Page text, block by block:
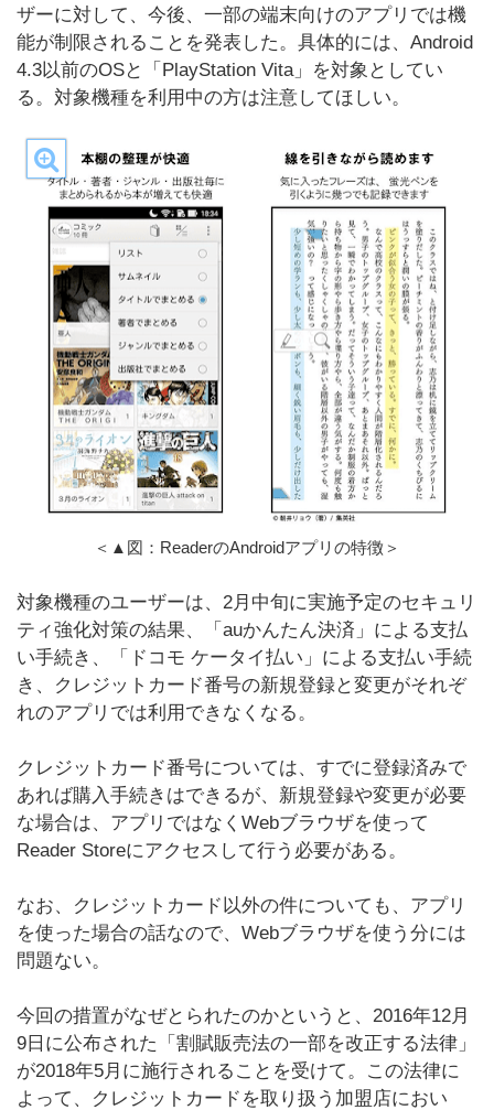
ザーに対して、今後、一部の端末向けのアプリでは機
能が制限されることを発表した。具体的には、Android
4.3以前のOSと「PlayStation Vita」を対象としてい
る。対象機種を利用中の方は注意してほしい。
＜▲図：ReaderのAndroidアプリの特徴＞
対象機種のユーザーは、2月中旬に実施予定のセキュリ
ティ強化対策の結果、「auかんたん決済」による支払
い手続き、「ドコモ ケータイ払い」による支払い手続
き、クレジットカード番号の新規登録と変更がそれぞ
れのアプリでは利用できなくなる。
クレジットカード番号については、すでに登録済みで
あれば購入手続きはできるが、新規登録や変更が必要
な場合は、アプリではなくWebブラウザを使って
Reader Storeにアクセスして行う必要がある。
なお、クレジットカード以外の件についても、アプリ
を使った場合の話なので、Webブラウザを使う分には
問題ない。
今回の措置がなぜとられたのかというと、2016年12月
9日に公布された「割賦販売法の一部を改正する法律」
が2018年5月に施行されることを受けて。この法律に
よって、クレジットカードを取り扱う加盟店におい